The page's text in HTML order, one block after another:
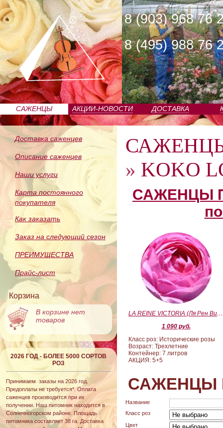
8 (903) 968 76
8 (495) 988 76
САЖЕНЦЫ
ПИТОМНИКА
АКЦИИ-НОВОСТИ ДОСТАВКА
Доставка саженцев
Описание саженцев
Наши услуги
Карта постоянного
покупателя
Как заказать
Заказ на следующий сезон
ПРЕИМУЩЕСТВА
Прайс-лист
Корзина
В корзине нет
товаров
2026 ГОД - БОЛЕЕ 5000 СОРТОВ
РОЗ
Принимаем заказы на 2026 год.
Предоплаты не требуется*. Оплата
саженцев производится при их
получении. Наш питомник находится в
Солнечногорском районе. Площадь
питомника составляет 38 га. Доставка
» KOKO
САЖЕНЦЫ
LA REINE VICTORIA (Ля Рен Виктория)
1 090 руб.
Класс роз: Исторические розы
Возраст: Трехлетние
Контейнер: 7 литров
АКЦИЯ: 5+5
САЖЕНЦЫ
Название
Класс роз
Цвет